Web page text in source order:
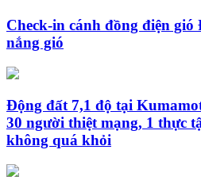
Check-in cánh đồng điện
nắng gió
Động đất 7,1 độ tại
30 người thiệt mạng, 1 thực
không quá khỏi